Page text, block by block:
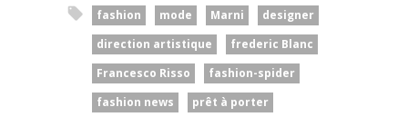
fashion mode Marni
designer
direction artistique
frederic Blanc
Francesco Risso
fashion-spider
fashion news
prêt à porter